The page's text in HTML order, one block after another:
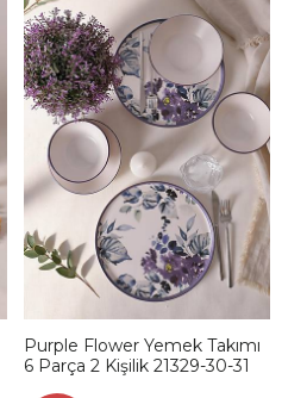
Purple Flower Yemek Takımı
6 Parça 2 Kişilik 21329-30-31